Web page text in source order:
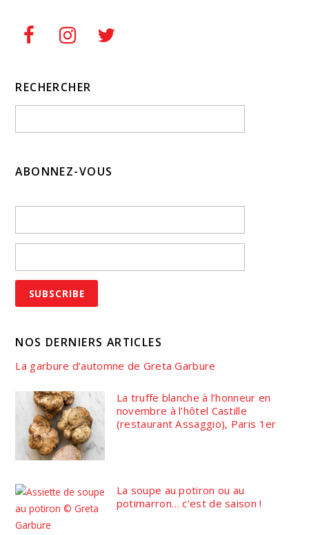
RECHERCHER
ABONNEZ-VOUS
NOS DERNIERS ARTICLES
La garbure d’automne de Greta Garbure
La truffe blanche à l’honneur en
novembre à l’hôtel Castille
(restaurant Assaggio), Paris 1er
La soupe au potiron ou au
potimarron… c’est de saison !